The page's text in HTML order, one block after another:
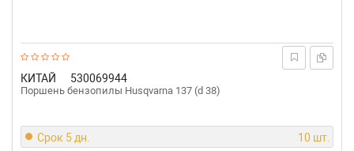
КИТАЙ 530069944
Поршень бензопилы Husqvarna 137 (d 38)
Срок 5 дн. 10 шт.